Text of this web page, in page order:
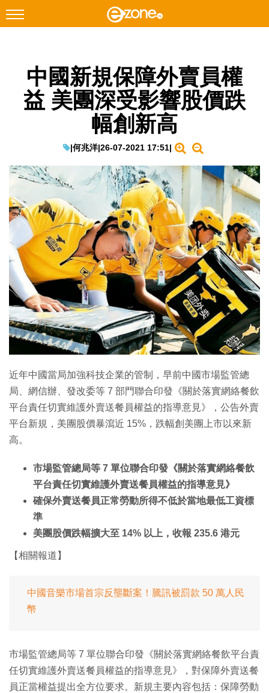
Facebook Instagram
科技焦點
教學評測
IT Times
生成式AI與雲端應用
Enterprise Digital Transformation
特集
中國新規保障外賣員權
益 美團深受影響股價跌
幅創新高
|何兆洋|26-07-2021 17:51|
近年中國當局加強科技企業的管制，早前中國市場監管總
局、網信辦、發改委等 7 部門聯合印發《關於落實網絡餐飲
平台責任切實維護外賣送餐員權益的指導意見》，公告外賣
平台新規，美團股價暴瀉近 15%，跌幅創美團上市以來新
高。
市場監管總局等 7 單位聯合印發《關於落實網絡餐飲
平台責任切實維護外賣送餐員權益的指導意見》
確保外賣送餐員正常勞動所得不低於當地最低工資標
準
美團股價跌幅擴大至 14% 以上，收報 235.6 港元
【相關報道】
中國音樂市場首宗反壟斷案！騰訊被罰款 50 萬人民
幣
市場監管總局等 7 單位聯合印發《關於落實網絡餐飲平台責
任切實維護外賣送餐員權益的指導意見》，對保障外賣送餐
員正當權益提出全方位要求。新規主要內容包括：保障勞動